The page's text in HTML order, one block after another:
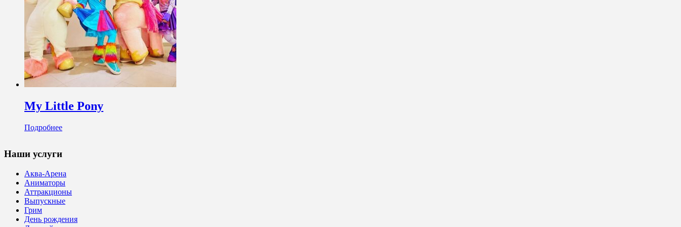
My Little Pony
Подробнее
Наши услуги
Аква-Арена
Аниматоры
Аттракционы
Выпускные
Грим
День рождения